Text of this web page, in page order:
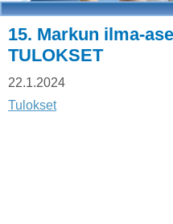
15. Markun ilma-
TULOKSET
22.1.2024
Tulokset